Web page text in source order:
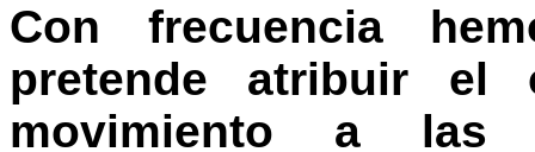
Con frecuencia
pretende atribuir
movimiento a las